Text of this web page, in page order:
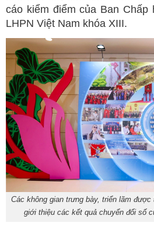
cáo kiểm điểm của Ban Chấp
LHPN Việt Nam khóa XIII.
Các không gian trưng bày, triển lãm
giới thiệu các kết quả chuyển đổi số